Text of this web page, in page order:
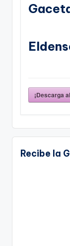
¡Descarga
Recibe la